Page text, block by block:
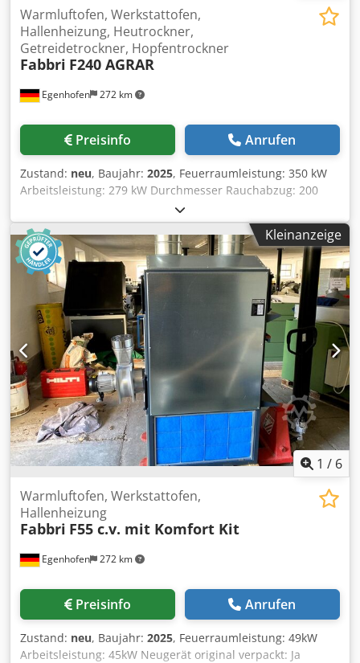
Egenhofen 272 km
Warmluftofen, Werkstattofen,
Hallenheizung, Heutrockner,
Getreidetrockner, Hopfentrockner
Fabbri F240 AGRAR
Preisinfo Anrufen
Zustand: neu, Baujahr: 2025, Feuerraumleistung: 350 kW
Arbeitsleistung: 279 kW Durchmesser Rauchabzug: 200
mm Warmluftförderrohre: 1 x 600 mm Feuerraumlänge:
1200 mm Feuerraumbreite: 740 mm Feuerraumhöhe: 1040
mm Luftförderung : 17800 m³/h Leistungsaufnahme
Warmluftgebläse: 3 kW Leistungsaufnahme
Rauchgasgebläse: 600 W ausgelegt für Raumvolumen:
5000 m³ zu beheizende Fläche: 1000 m² Ofenhöhe ohne
Warmluftförderrohre: 2500 mm Ofenbreite: 1100 mm
Dsdeyffylopfx Ag Isck Ofenlänge ohne Rauchgasgebläse:
1900 mm Gewicht: 850 kg
Kleinanzeige
1 / 6
Egenhofen 272 km
Warmluftofen, Werkstattofen,
Hallenheizung
Fabbri F55 c.v. mit Komfort Kit
Preisinfo Anrufen
Zustand: neu, Baujahr: 2025, Feuerraumleistung: 49kW
Arbeitsleistung: 45kW Neugerät original verpackt: Ja